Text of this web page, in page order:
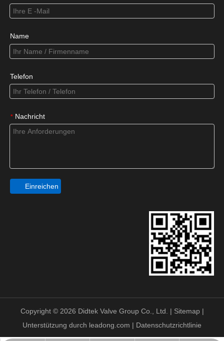
Name
Telefon
* Nachricht
Einreichen
Copyright © 2026 Didtek Valve Group Co., Ltd. | Sitemap |
Unterstützung durch leadong.com | Datenschutzrichtlinie